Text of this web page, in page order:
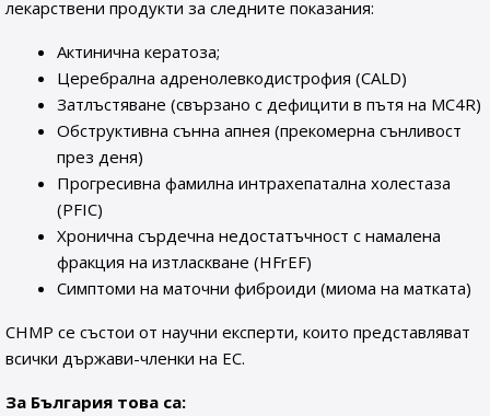
лекарствени продукти за следните показания:
Актинична кератоза;
Церебрална адренолевкодистрофия (CALD)
Затлъстяване (свързано с дефицити в пътя на MC4R)
Обструктивна сънна апнея (прекомерна сънливост
през деня)
Прогресивна фамилна интрахепатална холестаза
(PFIC)
Хронична сърдечна недостатъчност с намалена
фракция на изтласкване (HFrEF)
Симптоми на маточни фиброиди (миома на матката)
CHMP се състои от научни експерти, които представляват
всички държави-членки на ЕС.
За България това са: